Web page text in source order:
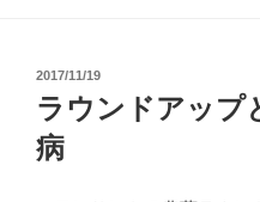
投
稿
日:
2017/11/19
ラウンドアップ
病